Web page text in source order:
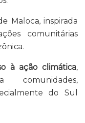
Maloca, inspirada
comunitárias
à ação climática,
comunidades,
do Sul